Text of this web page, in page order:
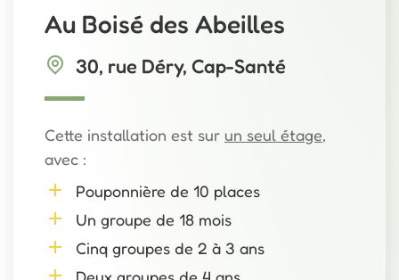
Au Boisé des Abeilles
30, rue Déry, Cap-Santé
Cette installation est sur un seul étage,
avec :
Pouponnière de 10 places
Un groupe de 18 mois
Cinq groupes de 2 à 3 ans